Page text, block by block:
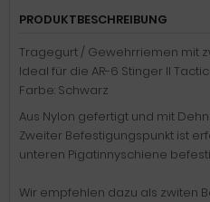
PRODUKTBESCHREIBUNG
Tragegurt / Gewehrriemen mit
Ideal für die AR-6 Stinger II
Farbe: Schwarz
Aus Nylon gefertigt und mit
Zweiter Befestigungspunkt ist
unteren Pigatinnyschiene
Wir empfehlen dazu als zwiten